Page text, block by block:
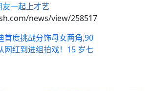
一起上才艺
news/view/258517
首度挑战分饰母女两角,90
网红到进组拍戏！15 岁七